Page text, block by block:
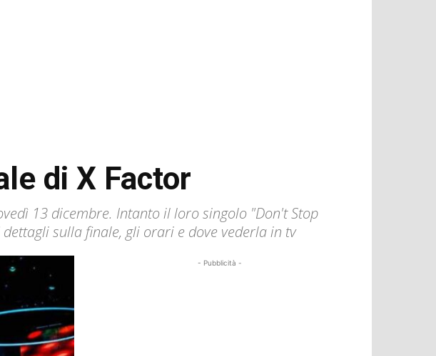
di X Factor
13 dicembre. Intanto il loro singolo "Don't Stop
sulla finale, gli orari e dove vederla in tv
- Pubblicità -